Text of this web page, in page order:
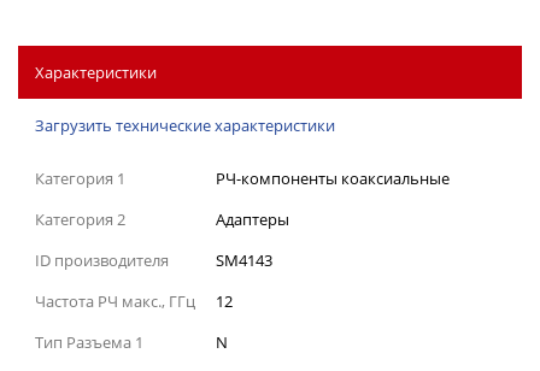
Характеристики
Загрузить технические характеристики
Категория 1
РЧ-компоненты коаксиальные
Категория 2
Адаптеры
ID производителя
SM4143
Частота РЧ макс., ГГц
12
Тип Разъема 1
N